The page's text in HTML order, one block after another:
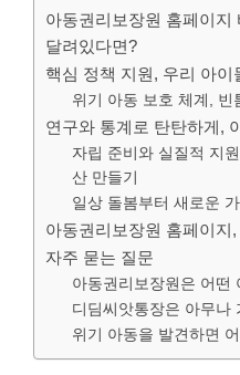
아동권리보장원 홈페이지
달려있다면?
핵심 정책 지원, 우리 아
위기 아동 보호 체계, 빈
연구와 통계로 탄탄하게,
자립 준비와 실질적 지
산 만들기
일상 돌봄부터 새로운
아동권리보장원 홈페이지
자주 묻는 질문
아동권리보장원은 어떤
디딤씨앗통장은 아무나
위기 아동을 발견하면